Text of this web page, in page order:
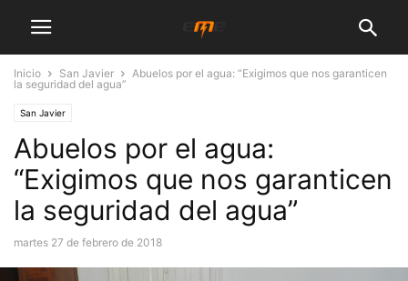
Inicio San Javier
Abuelos por el agua: “Exigimos que nos garanticen
la seguridad del agua”
San Javier
Abuelos por el agua:
“Exigimos que nos garanticen
la seguridad del agua”
martes 27 de febrero de 2018